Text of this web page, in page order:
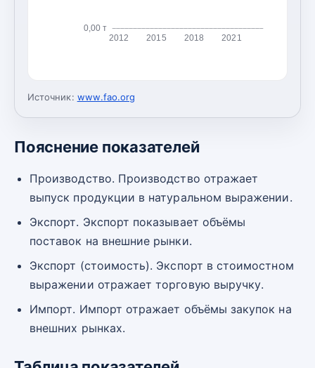
0,00 т
2012 2015 2018 2021
Источник: www.fao.org
Пояснение показателей
Производство. Производство отражает
выпуск продукции в натуральном выражении.
Экспорт. Экспорт показывает объёмы
поставок на внешние рынки.
Экспорт (стоимость). Экспорт в стоимостном
выражении отражает торговую выручку.
Импорт. Импорт отражает объёмы закупок на
внешних рынках.